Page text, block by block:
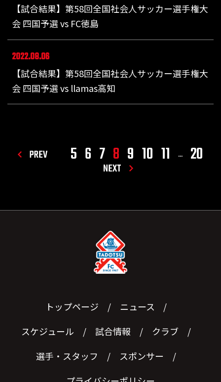
【試合結果】第58回全国社会人サッカー選手権大
会 四国予選 vs FC徳島
2022.08.06
【試合結果】第58回全国社会人サッカー選手権大
会 四国予選 vs llamas高知
PREV 5 6 7 8 9 10 11 ... 20
NEXT
トップページ
ニュース
スケジュール
試合情報
クラブ
選手・スタッフ
スポンサー